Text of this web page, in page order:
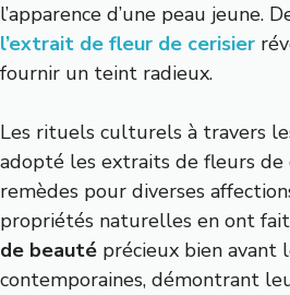
l’apparence d’une peau jeune.
l’extrait de fleur de cerisier
fournir un teint radieux.
Les rituels culturels à travers
adopté les extraits de fleurs de
remèdes pour diverses
propriétés naturelles en ont
de beauté précieux bien avant
contemporaines, démontrant